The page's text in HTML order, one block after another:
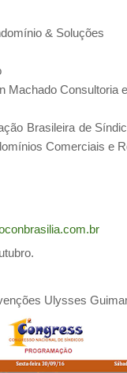
& Soluções
Machado Consultoria
Brasileira de
Comerciais e
Ulysses